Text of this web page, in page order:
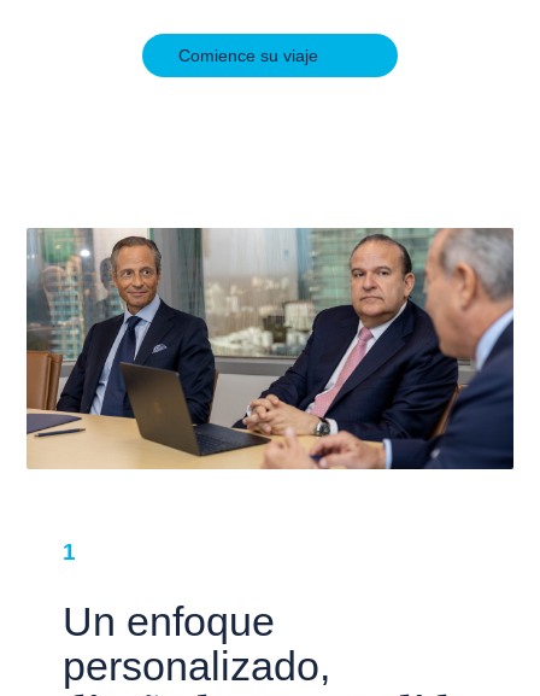
Comience su viaje
1
Un enfoque
personalizado,